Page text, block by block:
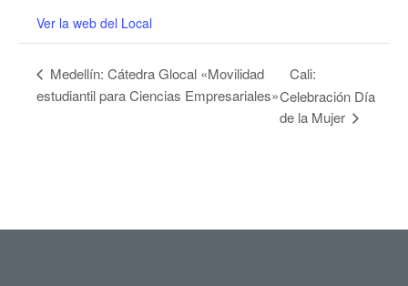
Ver la web del Local
Medellín: Cátedra Glocal «Movilidad
estudiantil para Ciencias Empresariales»
Cali:
Celebración Día
de la Mujer